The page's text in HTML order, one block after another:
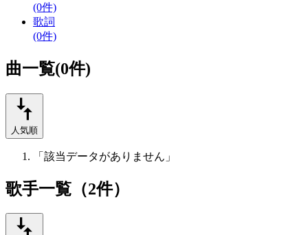
(0件)
歌詞
(0件)
曲一覧(0件)
人気順
「該当データがありません」
歌手一覧（2件）